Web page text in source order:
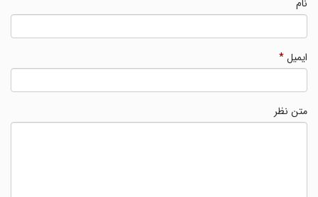
ایمیل*
متن نظر